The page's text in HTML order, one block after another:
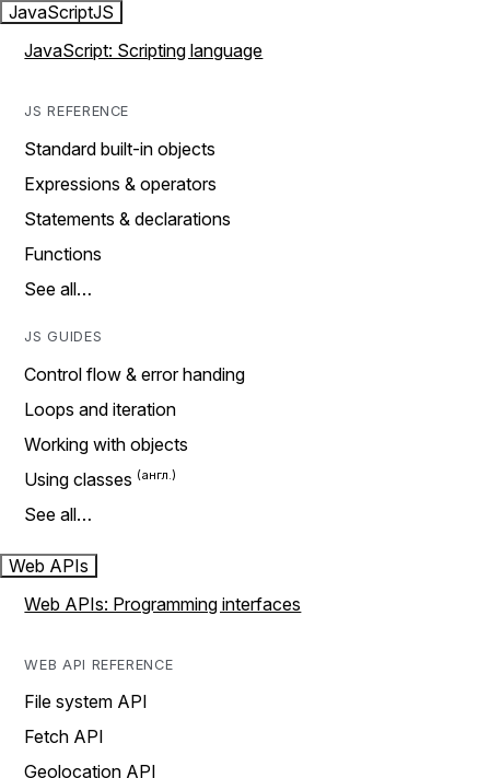
JavaScriptJS
JavaScript: Scripting language
JS REFERENCE
Standard built-in objects
Expressions & operators
Statements & declarations
Functions
See all…
JS GUIDES
Control flow & error handing
Loops and iteration
Working with objects
Using classes
See all…
Web APIs
Web APIs: Programming interfaces
WEB API REFERENCE
File system API
Fetch API
Geolocation API